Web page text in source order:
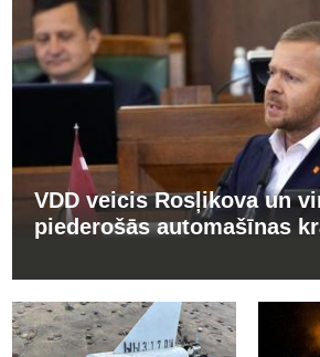
VDD veicis Rosļikova un
piederošās automašīnas